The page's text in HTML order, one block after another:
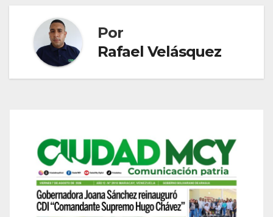
Por
Rafael Velásquez